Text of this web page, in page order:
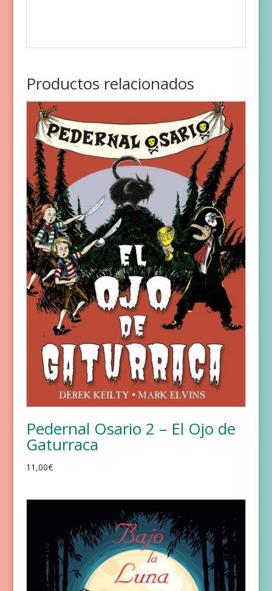
Productos relacionados
Pedernal Osario 2 – El Ojo de
Gaturraca
11,00€